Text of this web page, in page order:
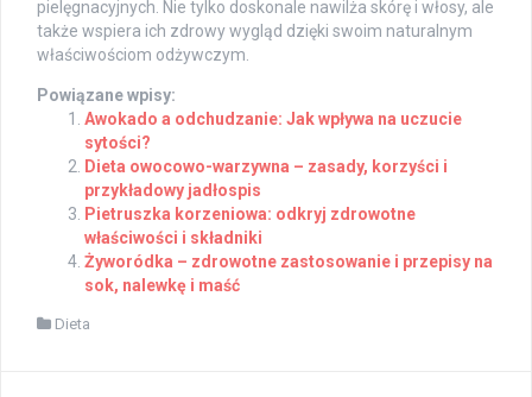
pielęgnacyjnych. Nie tylko doskonale nawilża skórę i włosy, ale
także wspiera ich zdrowy wygląd dzięki swoim naturalnym
właściwościom odżywczym.
Powiązane wpisy:
Awokado a odchudzanie: Jak wpływa na uczucie
sytości?
Dieta owocowo-warzywna – zasady, korzyści i
przykładowy jadłospis
Pietruszka korzeniowa: odkryj zdrowotne
właściwości i składniki
Żyworódka – zdrowotne zastosowanie i przepisy na
sok, nalewkę i maść
Dieta